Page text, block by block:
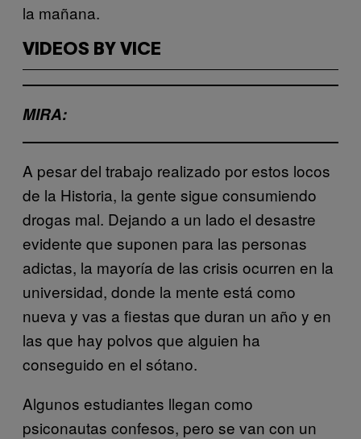
la mañana.
VIDEOS BY VICE
MIRA:
A pesar del trabajo realizado por estos locos
de la Historia, la gente sigue consumiendo
drogas mal. Dejando a un lado el desastre
evidente que suponen para las personas
adictas, la mayoría de las crisis ocurren en la
universidad, donde la mente está como
nueva y vas a fiestas que duran un año y en
las que hay polvos que alguien ha
conseguido en el sótano.
Algunos estudiantes llegan como
psiconautas confesos, pero se van con un